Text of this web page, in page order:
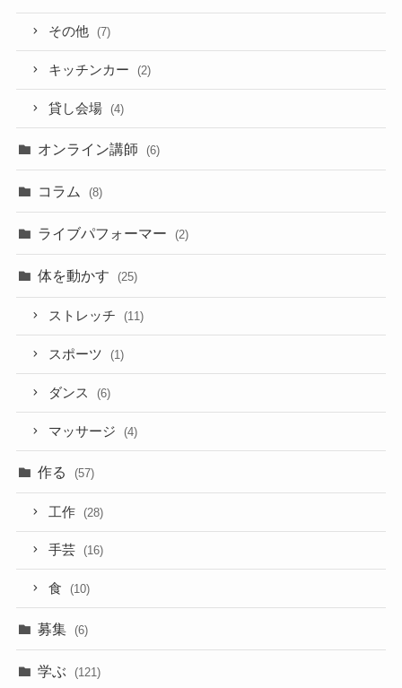
その他 (7)
キッチンカー (2)
貸し会場 (4)
オンライン講師 (6)
コラム (8)
ライブパフォーマー (2)
体を動かす (25)
ストレッチ (11)
スポーツ (1)
ダンス (6)
マッサージ (4)
作る (57)
工作 (28)
手芸 (16)
食 (10)
募集 (6)
学ぶ (121)